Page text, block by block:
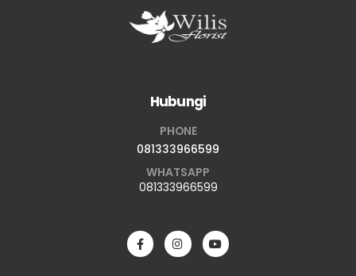
Hubungi
PHONE
081333966599
WHATSAPP
081333966599